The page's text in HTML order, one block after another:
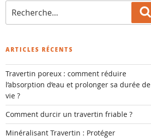
pour
:
ARTICLES RÉCENTS
Travertin poreux : comment réduire
l’absorption d’eau et prolonger sa durée de
vie ?
Comment durcir un travertin friable ?
Minéralisant Travertin : Protéger